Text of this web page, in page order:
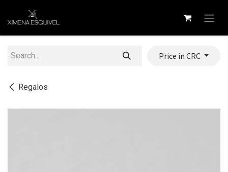
Regalos
Price in CRC